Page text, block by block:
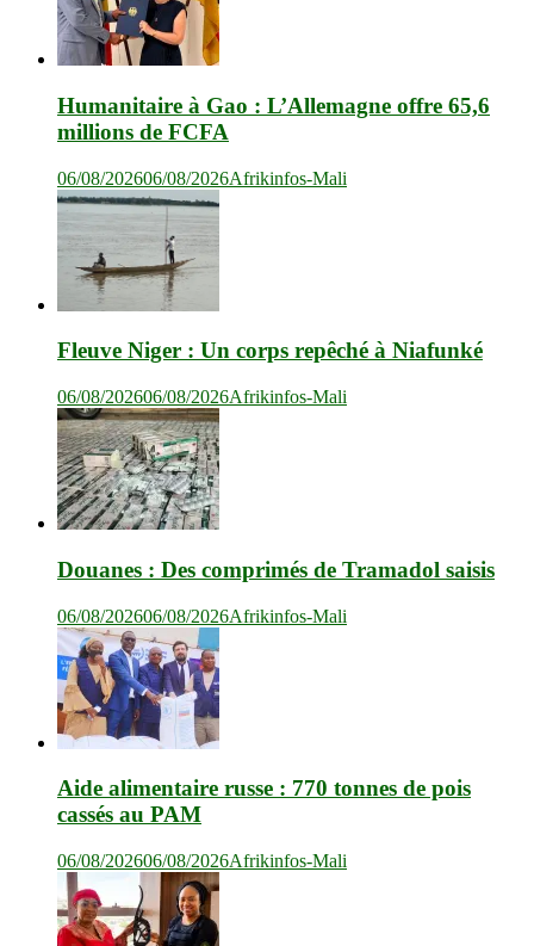
Humanitaire à Gao : L’Allemagne offre 65,6
millions de FCFA
06/08/202606/08/2026Afrikinfos-Mali
Fleuve Niger : Un corps repêché à Niafunké
06/08/202606/08/2026Afrikinfos-Mali
Douanes : Des comprimés de Tramadol saisis
06/08/202606/08/2026Afrikinfos-Mali
Aide alimentaire russe : 770 tonnes de pois
cassés au PAM
06/08/202606/08/2026Afrikinfos-Mali